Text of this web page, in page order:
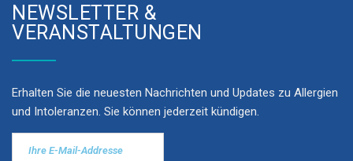
NEWSLETTER &
VERANSTALTUNGEN
Erhalten Sie die neuesten Nachrichten und Updates zu Allergien
und Intoleranzen. Sie können jederzeit kündigen.